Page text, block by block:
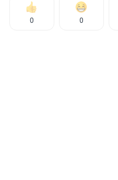
0 0